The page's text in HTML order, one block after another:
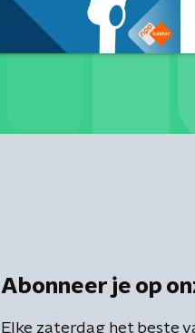
Abonneer je op
Elke zaterdag het beste